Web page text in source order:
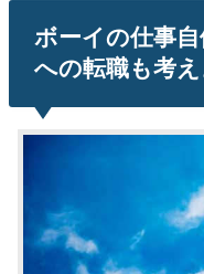
ボーイの仕事
への転職も考え